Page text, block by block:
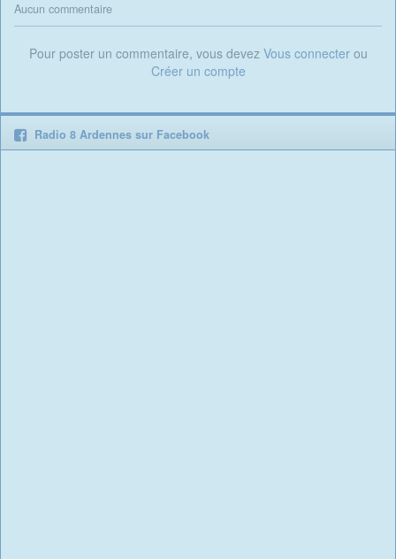
Aucun commentaire
Pour poster un commentaire, vous devez Vous connecterou
Créer un compte
Radio 8 Ardennes sur Facebook